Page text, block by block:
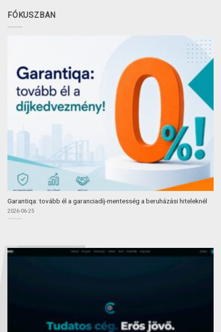
FÓKUSZBAN
Garantiqa: tovább él a garanciadíj-mentesség a beruházási hiteleknél
2026-06-25